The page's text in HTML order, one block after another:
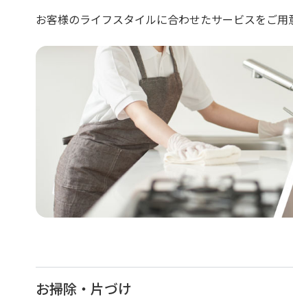
お客様のライフスタイルに合わせたサービスをご用
お掃除・片づけ